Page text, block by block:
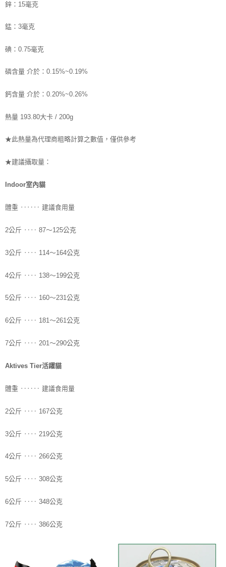
鋅：15毫克
錳：3毫克
碘：0.75毫克
磷含量 介於：0.15%~0.19%
鈣含量 介於：0.20%~0.26%
熱量 193.80大卡 / 200g
★此熱量為代理商粗略計算之數值，僅供參考
★建議攝取量：
Indoor室內貓
體重 ‥ ‥ ‥ 建議食用量
2公斤 ‥‥ 87～125公克
3公斤 ‥‥ 114～164公克
4公斤 ‥‥ 138～199公克
5公斤 ‥‥ 160～231公克
6公斤 ‥‥ 181～261公克
7公斤 ‥‥ 201～290公克
Aktives Tier活躍貓
體重 ‥ ‥ ‥ 建議食用量
2公斤 ‥‥ 167公克
3公斤 ‥‥ 219公克
4公斤 ‥‥ 266公克
5公斤 ‥‥ 308公克
6公斤 ‥‥ 348公克
7公斤 ‥‥ 386公克